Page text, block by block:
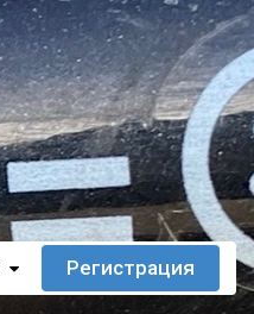
Регистрация